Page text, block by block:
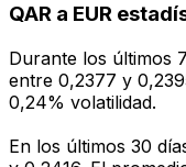
QAR a EUR
Durante los últimos
entre 0,2377 y
0,24% volatilidad.
En los últimos 30